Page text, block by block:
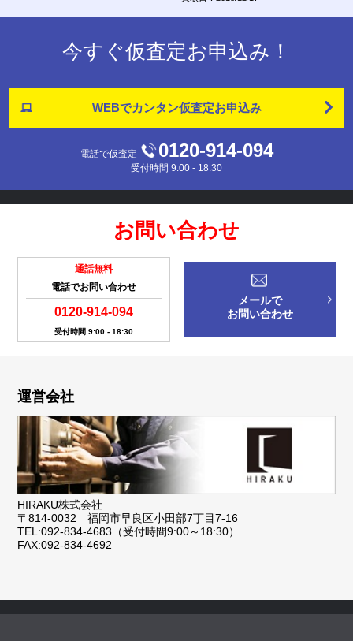
今すぐ仮査定お申込み！
WEBでカンタン仮査定お申込み
電話で仮査定 0120-914-094
受付時間 9:00 - 18:30
お問い合わせ
通話無料
電話でお問い合わせ
0120-914-094
受付時間 9:00 - 18:30
メールで
お問い合わせ
運営会社
HIRAKU株式会社
〒814-0032 福岡市早良区小田部7丁目7-16
TEL:092-834-4683（受付時間9:00～18:30）
FAX:092-834-4692